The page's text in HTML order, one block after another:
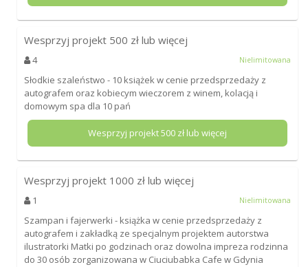
Wesprzyj projekt 500 zł lub więcej
4 Nielimitowana
Słodkie szaleństwo - 10 książek w cenie przedsprzedaży z
autografem oraz kobiecym wieczorem z winem, kolacją i
domowym spa dla 10 pań
Wesprzyj projekt500zł lub więcej
Wesprzyj projekt 1000 zł lub więcej
1 Nielimitowana
Szampan i fajerwerki - książka w cenie przedsprzedaży z
autografem i zakładką ze specjalnym projektem autorstwa
ilustratorki Matki po godzinach oraz dowolna impreza rodzinna
do 30 osób zorganizowana w Ciuciubabka Cafe w Gdynia